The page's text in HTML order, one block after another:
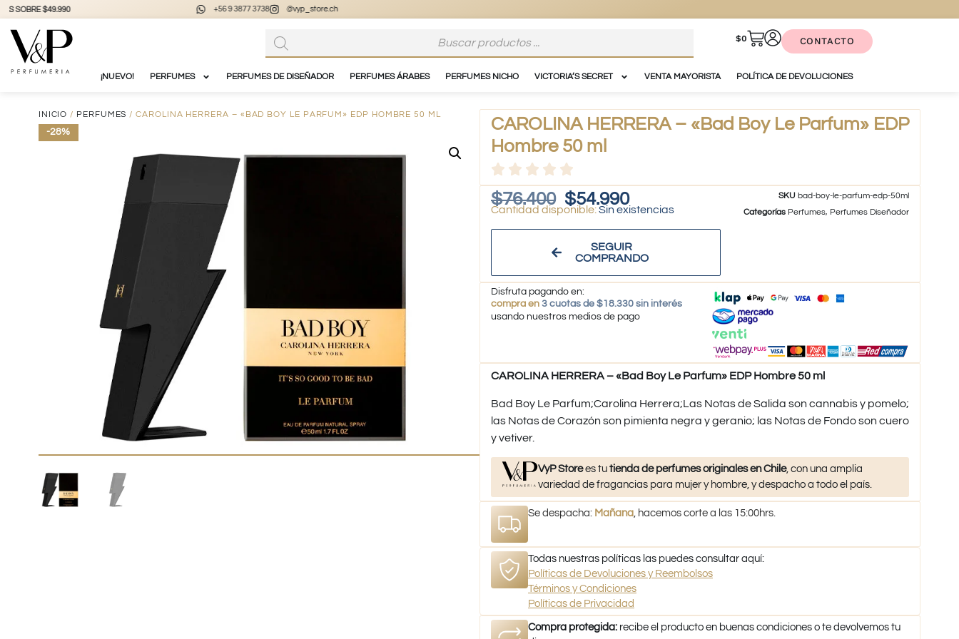
+56 9 3877 3738 vypstore.cl
$0 CONTACTO
¡NUEVO! PERFUMES PERFUMES DE DISEÑADOR PERFUMES ÁRABES PERFUMES NICHO VICTORIA’S SECRET VENTA MAYORISTA POLÍTICA DE DEVOLUCIONES
INICIO / PERFUMES / CAROLINA HERRERA – «BAD BOY LE PARFUM» EDP HOMBRE 50 ML
-28%
CAROLINA HERRERA – «Bad Boy Le Parfum» EDP
Hombre 50 ml
$76.400 $54.990
Sin existencias
SEGUIR
COMPRANDO
SKU bad-boy-le-parfum-edp-50ml
Categorías Perfumes, Perfumes Diseñador
Disfruta pagando en:
compra en 3 cuotas de $18.330 sin interés
usando nuestros medios de pago
CAROLINA HERRERA – «Bad Boy Le Parfum» EDP Hombre 50 ml
Bad Boy Le Parfum;Carolina Herrera;Las Notas de Salida son cannabis y pomelo;
las Notas de Corazón son pimienta negra y geranio; las Notas de Fondo son cuero
y vetiver.
VyP Storees tutienda de perfumes originales en Chile, con una amplia
variedad de fragancias para mujer y hombre, y despacho a todo el país.
Se despacha: Mañana , hacemos corte a las 15:00hrs.
Todas nuestras políticas las puedes consultar aquí:
Políticas de Devoluciones y Reembolsos
Términos y Condiciones
Políticas de Privacidad
Compra protegida: recibe el producto en buenas condiciones o te devolvemos tu